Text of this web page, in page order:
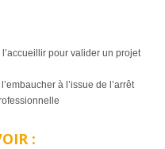
pour valider un projet
à l’issue de l’arrêt
: